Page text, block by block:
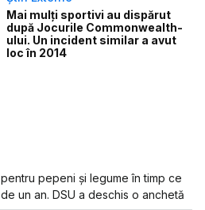
Mai mulți sportivi au dispărut
după Jocurile Commonwealth-
ului. Un incident similar a avut
loc în 2014
pepeni și legume în timp ce
un an. DSU a deschis o anchetă